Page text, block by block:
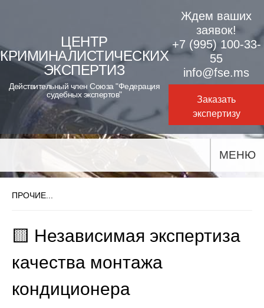
content
ЦЕНТР
КРИМИНАЛИСТИЧЕСКИХ
ЭКСПЕРТИЗ
Действительный член Союза "Федерация
судебных экспертов"
Ждем ваших
заявок!
+7 (995) 100-33-
55
info@fse.ms
Заказать
экспертизу
МЕНЮ
ПРОЧИЕ...
🟨 Независимая экспертиза
качества монтажа
кондиционера